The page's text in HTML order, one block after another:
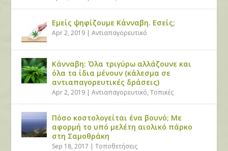
Εμείς ψηφίζουμε Κάνναβη. Εσείς;
Apr 2, 2019 |Αντιαπαγορευτικό
Κάνναβη: Όλα τριγύρω αλλάζουνε και
όλα τα ίδια μένουν (κάλεσμα σε
αντιαπαγορευτικές δράσεις)
Apr 2, 2019 |Αντιαπαγορευτικό,Τοπικές
Πόσο κοστολογείται ένα βουνό; Με
αφορμή το υπό μελέτη αιολικό πάρκο
στη Σαμοθράκη
Sep 18, 2017 |Τοποθετήσεις